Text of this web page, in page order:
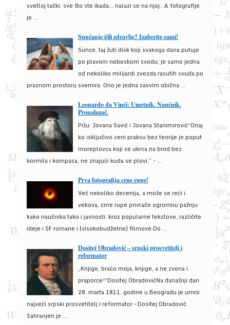
svetloj tački, sve što ste ikada… nalazi se na njoj…A fotografije
je ...
Sunčanje i/ili zdravlje? Izaberite sami!
Sunce, taj žuti disk koji svakoga dana putuje
po plavom nebeskom svodu, je samo jedna
od nekoliko milijardi zvezda rasutih svuda po
praznom prostoru svemira. Ono je jedna sasvim obična ...
Leonardo da Vinči: Umetnik. Naučnik.
Pronalazač.
Pišu: Jovana Savić i Jovana Stanimirović“Onaj
ko isključivo ceni praksu bez teorije je poput
moreplovca koji se ukrca na brod bez
kormila i kompasa, ne znajući kuda se plovi.” - ...
Prva fotografija crne rupe!
Već nekoliko decenija, a može se reći i
vekova, crne rupe privlače ogromnu pažnju
kako naučnika tako i javnosti, kroz popularne tekstove, različite
ideje i SF romane i (visokobudžetne) filmove.Do ...
Dositej Obradović – srpski prosvetitelj i
reformator
„Knjige, braćo moja, knjige, a ne zvona i
praporce!“Dositej ObradovićNa današnji dan
28. marta 1811. godine u Beogradu je umro
najveći srpski prosvetitelj i reformator – Dositej Obradović.
Sahranjen je ...